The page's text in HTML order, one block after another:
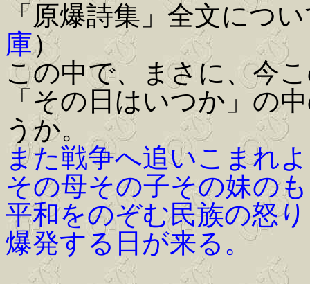
「原爆詩集」全文につ
庫）
この中で、まさに、今
「その日はいつか」の
うか。
また戦争へ追いこまれ
その母その子その妹の
平和をのぞむ民族の怒
爆発する日が来る。